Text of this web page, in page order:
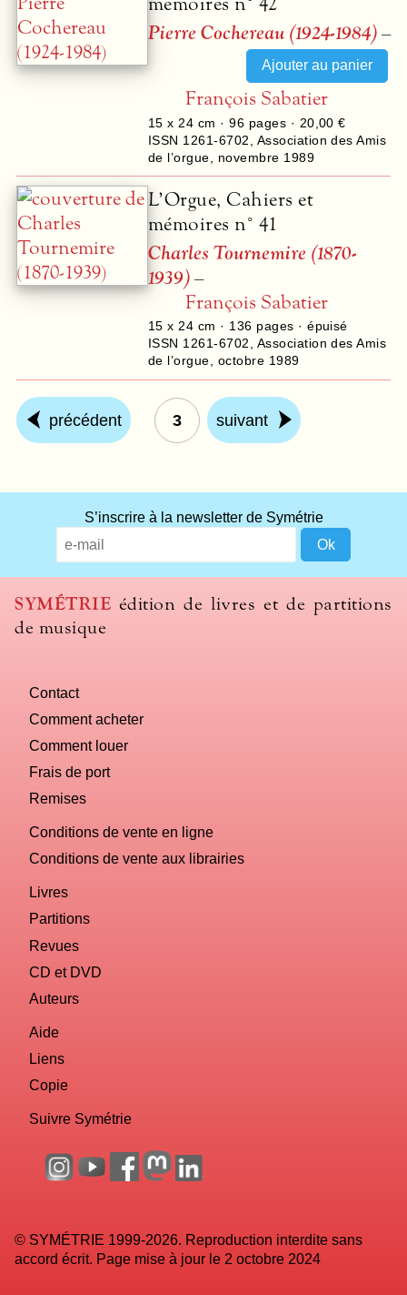
Pierre Cochereau (1924-1984)–
François Sabatier
15 x 24 cm ·96 pages · 20,00 €
ISSN 1261-6702
Association des Amis
de l’orgue
novembre 1989
L’Orgue, Cahiers et
mémoires n° 41
Charles Tournemire (1870-
1939)–
François Sabatier
15 x 24 cm · 136 pages · épuisé
ISSN 1261-6702, Association des Amis
de l’orgue, octobre 1989
précédent 3 suivant
we
to
name
S’inscrire à la newsletter de Symétrie
SYMÉTRIE édition de livres et de partitions
de musique
Contact
Comment acheter
Comment louer
Frais de port
Remises
Conditions de vente en ligne
Conditions de vente aux librairies
Livres
Partitions
Revues
CD et DVD
Auteurs
Aide
Liens
Copie
Suivre Symétrie
© SYMÉTRIE 1999-2026. Reproduction interdite sans
accord écrit. Page mise à jour le 2 octobre 2024